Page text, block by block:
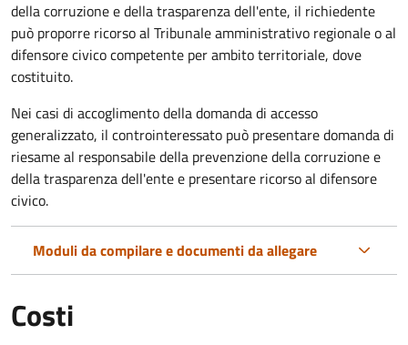
della corruzione e della trasparenza dell'ente, il richiedente
può proporre ricorso al Tribunale amministrativo regionale o al
difensore civico competente per ambito territoriale, dove
costituito.
Nei casi di accoglimento della domanda di accesso
generalizzato, il controinteressato può presentare domanda di
riesame al responsabile della prevenzione della corruzione e
della trasparenza dell'ente e presentare ricorso al difensore
civico.
Moduli da compilare e documenti da allegare
Costi